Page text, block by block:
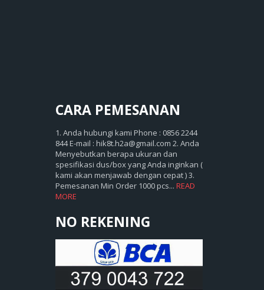
CARA PEMESANAN
1. Anda hubungi kami Phone : 0856 2244
844 E-mail : hik8t.h2a@gmail.com 2. Anda
Menyebutkan berapa ukuran dan
spesifikasi dus/box yang Anda inginkan (
kami akan menjawab dengan cepat ) 3.
Pemesanan Min Order 1000 pcs... READ
MORE
NO REKENING